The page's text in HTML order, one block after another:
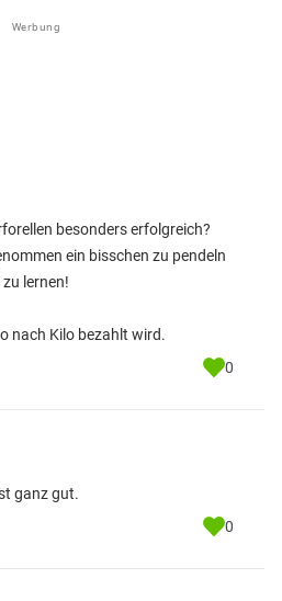
Werbung
besonders erfolgreich?
ein bisschen zu pendeln
lernen!
nach Kilo bezahlt wird.
0
ganz gut.
0